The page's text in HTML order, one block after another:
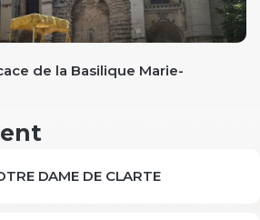
de la Basilique Marie-
DAME DE CLARTE